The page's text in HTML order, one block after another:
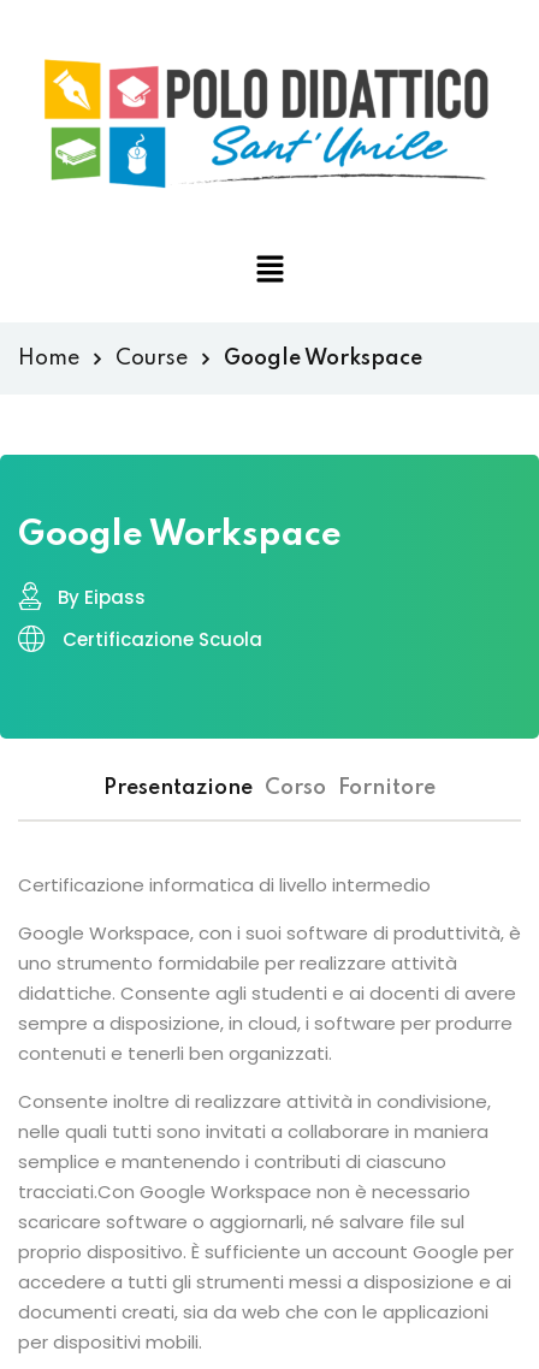
Home Course Google Workspace
Google Workspace
By Eipass
Certificazione Scuola
Presentazione Corso Fornitore
Certificazione informatica di livello intermedio
Google Workspace, con i suoi software di produttività, è
uno strumento formidabile per realizzare attività
didattiche. Consente agli studenti e ai docenti di avere
sempre a disposizione, in cloud, i software per produrre
contenuti e tenerli ben organizzati.
Consente inoltre di realizzare attività in condivisione,
nelle quali tutti sono invitati a collaborare in maniera
semplice e mantenendo i contributi di ciascuno
tracciati.Con Google Workspace non è necessario
scaricare software o aggiornarli, né salvare file sul
proprio dispositivo. È sufficiente un account Google per
accedere a tutti gli strumenti messi a disposizione e ai
documenti creati, sia da web che con le applicazioni
per dispositivi mobili.